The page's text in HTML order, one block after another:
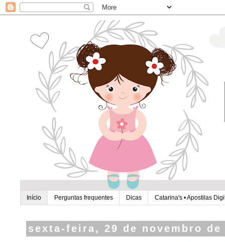
Início Perguntas frequentes Dicas Catarina's • Apostilas
sexta-feira, 29 de novembro de